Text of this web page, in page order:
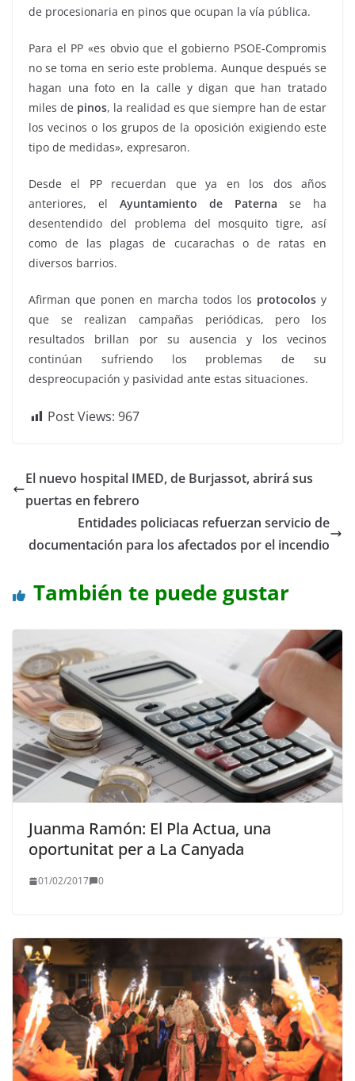
de procesionaria en pinos que ocupan la vía pública.
Para el PP «es obvio que el gobierno PSOE-Compromis
no se toma en serio este problema. Aunque después se
hagan una foto en la calle y digan que han tratado
miles de pinos, la realidad es que siempre han de estar
los vecinos o los grupos de la oposición exigiendo este
tipo de medidas», expresaron.
Desde el PP recuerdan que ya en los dos años
anteriores, el Ayuntamiento de Paterna se ha
desentendido del problema del mosquito tigre, así
como de las plagas de cucarachas o de ratas en
diversos barrios.
Afirman que ponen en marcha todos los protocolos y
que se realizan campañas periódicas, pero los
resultados brillan por su ausencia y los vecinos
continúan sufriendo los problemas de su
despreocupación y pasividad ante estas situaciones.
Post Views: 967
El nuevo hospital IMED, de Burjassot, abrirá sus
puertas en febrero
Entidades policiacas refuerzan servicio de
documentación para los afectados por el incendio
También te puede gustar
Juanma Ramón: El Pla Actua, una
oportunitat per a La Canyada
01/02/2017 0